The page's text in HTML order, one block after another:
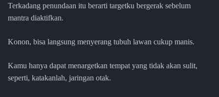
Terkadang penundaan itu berarti targetku bergerak sebelum
mantra diaktifkan.
Konon, bisa langsung menyerang tubuh lawan cukup manis.
Kamu hanya dapat menargetkan tempat yang tidak akan sulit,
seperti, katakanlah, jaringan otak.